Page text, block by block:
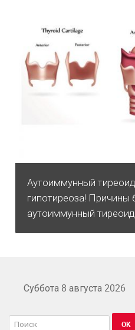
Аутоиммунный
гипотиреоза! Причины
аутоиммунный
Суббота 8 августа 2026
OK